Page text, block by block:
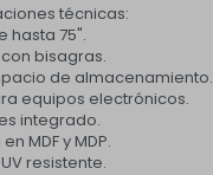
técnicas:
hasta 75".
bisagras.
de almacenamiento.
equipos electrónicos.
integrado.
MDF y MDP.
resistente.